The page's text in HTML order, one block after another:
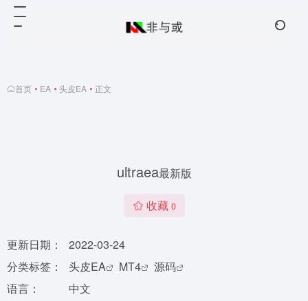
首页 • EA • 头皮EA • 正文
ultraea最新版
收藏 0
更新日期：
2022-03-24
分类标签：
头皮EA MT4
源码
语言：
中文